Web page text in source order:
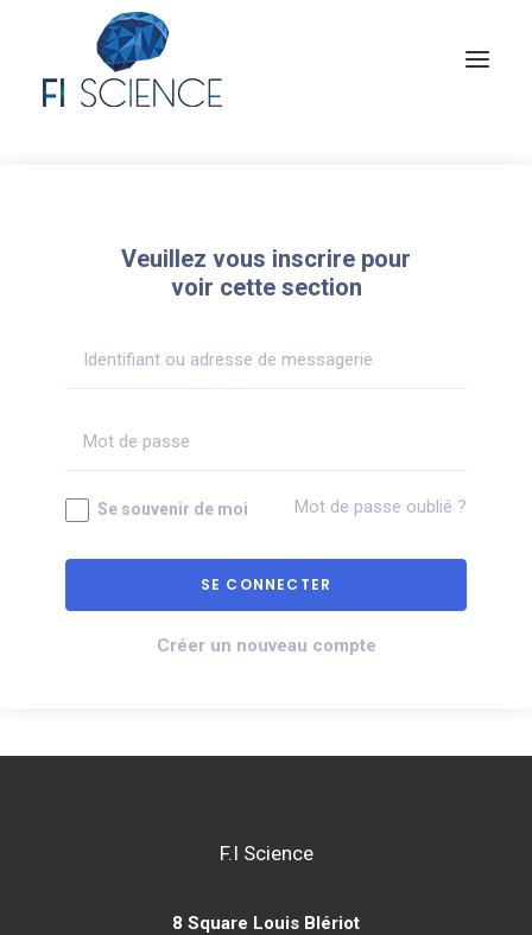
Veuillez vous inscrire pour
voir cette section
Se souvenir de moi Mot de passe oublié ?
Créer un nouveau compte
F.I Science
8 Square Louis Blériot